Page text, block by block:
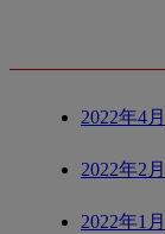
2022年4月
2022年2月
2022年1月